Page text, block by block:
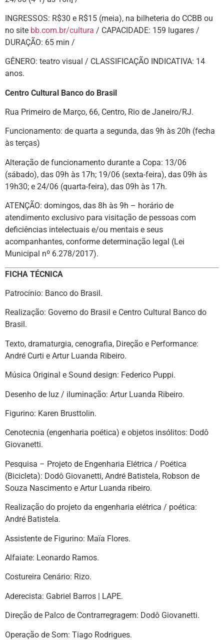
INGRESSOS: R$30 e R$15 (meia), na bilheteria do CCBB ou
no site bb.com.br/cultura / CAPACIDADE: 159 lugares /
DURAÇÃO: 65 min /
GÊNERO: teatro visual / CLASSIFICAÇÃO INDICATIVA: 14
anos.
Centro Cultural Banco do Brasil
Rua Primeiro de Março, 66, Centro, Rio de Janeiro/RJ.
Funcionamento: de quarta a segunda, das 9h às 20h (fecha
às terças)
Alteração de funcionamento durante a Copa: 13/06
(sábado), das 09h às 17h; 19/06 (sexta-feira), das 09h às
19h30; e 24/06 (quarta-feira), das 09h às 17h.
ATENÇÃO: domingos, das 8h às 9h – horário de
atendimento exclusivo para visitação de pessoas com
deficiências intelectuais e/ou mentais e seus
acompanhantes, conforme determinação legal (Lei
Municipal nº 6.278/2017).
FICHA TÉCNICA
Patrocínio: Banco do Brasil.
Realização: Governo do Brasil e Centro Cultural Banco do
Brasil.
Texto, dramaturgia, cenografia, Direção e Performance:
André Curti e Artur Luanda Ribeiro.
Música Original e Sound design: Federico Puppi.
Desenho de luz / iluminação: Artur Luanda Ribeiro.
Figurino: Karen Brusttolin.
Cenotecnia (engenharia poética) e objetos insólitos: Dodô
Giovanetti.
Pesquisa – Projeto de Engenharia Elétrica / Poética
(Bicicleta): Dodô Giovanetti, André Batistela, Robson de
Souza Nascimento e Artur Luanda ribeiro.
Realização do projeto da engenharia elétrica / poética:
André Batistela.
Assistente de Figurino: Maïa Flores.
Alfaiate: Leonardo Ramos.
Costureira Cenário: Rizo.
Aderecista: Gabriel Barros | LAPE.
Direção de Palco de Contrarregragem: Dodô Giovanetti.
Operação de Som: Tiago Rodrigues.